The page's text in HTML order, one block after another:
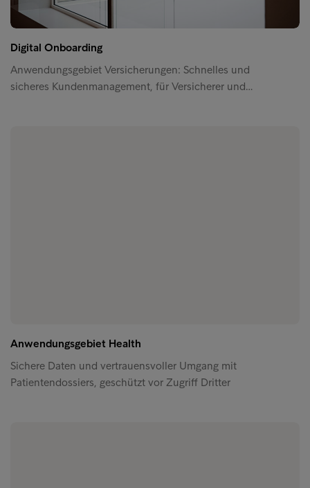
Digital Onboarding
Anwendungsgebiet Versicherungen: Schnelles und
sicheres Kundenmanagement, für Versicherer und…
Anwendungsgebiet Health
Sichere Daten und vertrauensvoller Umgang mit
Patientendossiers, geschützt vor Zugriff Dritter